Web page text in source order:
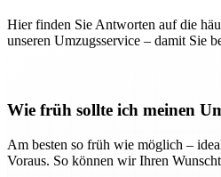
Hier finden Sie Antworten auf die
unseren Umzugsservice – damit Sie
Wie früh sollte ich meinen
Am besten so früh wie möglich –
Voraus. So können wir Ihren